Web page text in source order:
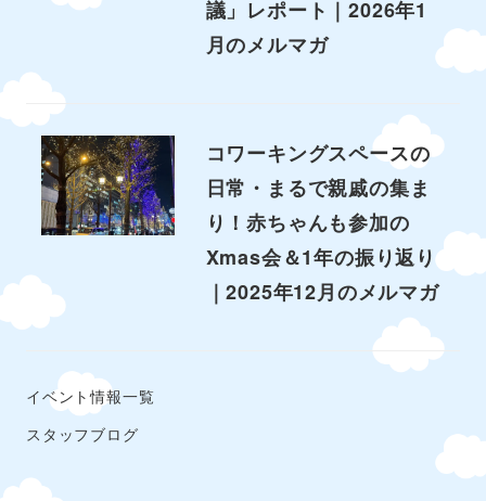
議」レポート｜2026年1
月のメルマガ
コワーキングスペースの
日常・まるで親戚の集ま
り！赤ちゃんも参加の
Xmas会＆1年の振り返り
｜2025年12月のメルマガ
イベント情報一覧
スタッフブログ